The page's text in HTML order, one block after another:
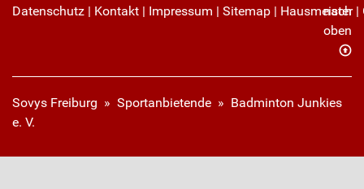
Datenschutz | Kontakt | Impressum | Sitemap | Hausmeister|
nach
oben
Sovys Freiburg » Sportanbietende » Badminton Junkies
e. V.